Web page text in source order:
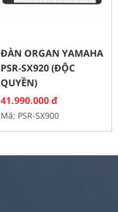
ĐÀN ORGAN YAMAHA
PSR-SX920 (ĐỘC
QUYỀN)
41.990.000đ
Mã: PSR-SX900